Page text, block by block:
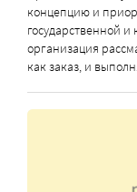
концепцию и
государственной
организация
как заказ, и